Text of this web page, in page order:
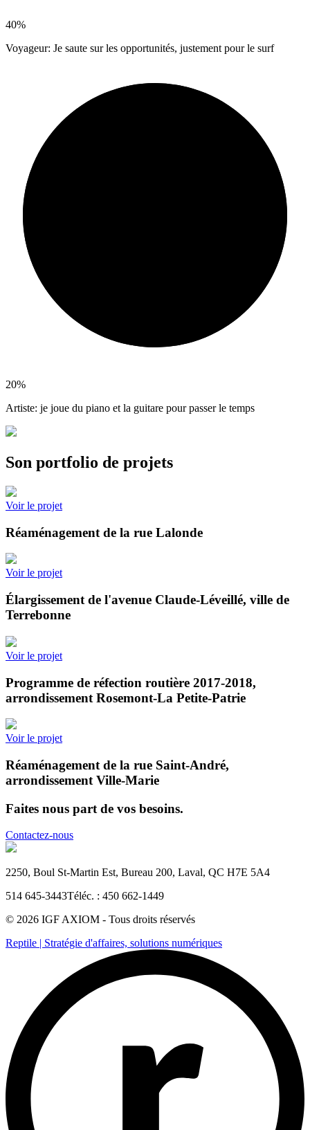
40%
Voyageur: Je saute sur les opportunités, justement pour le surf
20%
Artiste: je joue du piano et la guitare pour passer le temps
Son portfolio de projets
Voir le projet
Réaménagement de la rue Lalonde
Voir le projet
Élargissement de l'avenue Claude-Léveillé, ville de
Terrebonne
Voir le projet
Programme de réfection routière 2017-2018,
arrondissement Rosemont-La Petite-Patrie
Voir le projet
Réaménagement de la rue Saint-André,
arrondissement Ville-Marie
Faites nous part de vos besoins.
Contactez-nous
2250, Boul St-Martin Est, Bureau 200, Laval, QC H7E 5A4
514 645-3443Téléc. : 450 662-1449
© 2026 IGF AXIOM - Tous droits réservés
Reptile | Stratégie d'affaires, solutions numériques